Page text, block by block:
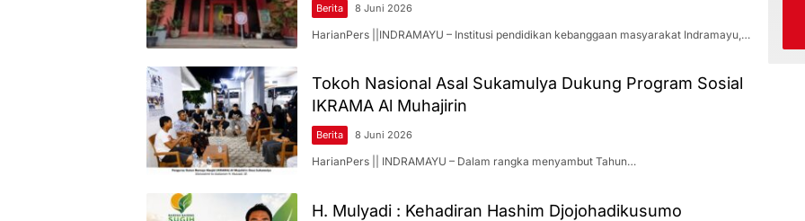
Berita 8 Juni 2026
HarianPers ||​INDRAMAYU – Institusi pendidikan kebanggaan masyarakat Indramayu,…
Tokoh Nasional Asal Sukamulya Dukung Program Sosial
IKRAMA Al Muhajirin
Berita 8 Juni 2026
HarianPers || INDRAMAYU – Dalam rangka menyambut Tahun…
H. Mulyadi : Kehadiran Hashim Djojohadikusumo